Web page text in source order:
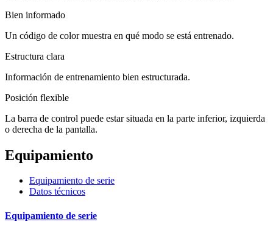
Bien informado
Un código de color muestra en qué modo se está entrenado.
Estructura clara
Información de entrenamiento bien estructurada.
Posición flexible
La barra de control puede estar situada en la parte inferior, izquierda
o derecha de la pantalla.
Equipamiento
Equipamiento de serie
Datos técnicos
Equipamiento de serie